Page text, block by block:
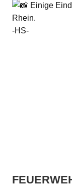
Einige
Rhein.
-HS-